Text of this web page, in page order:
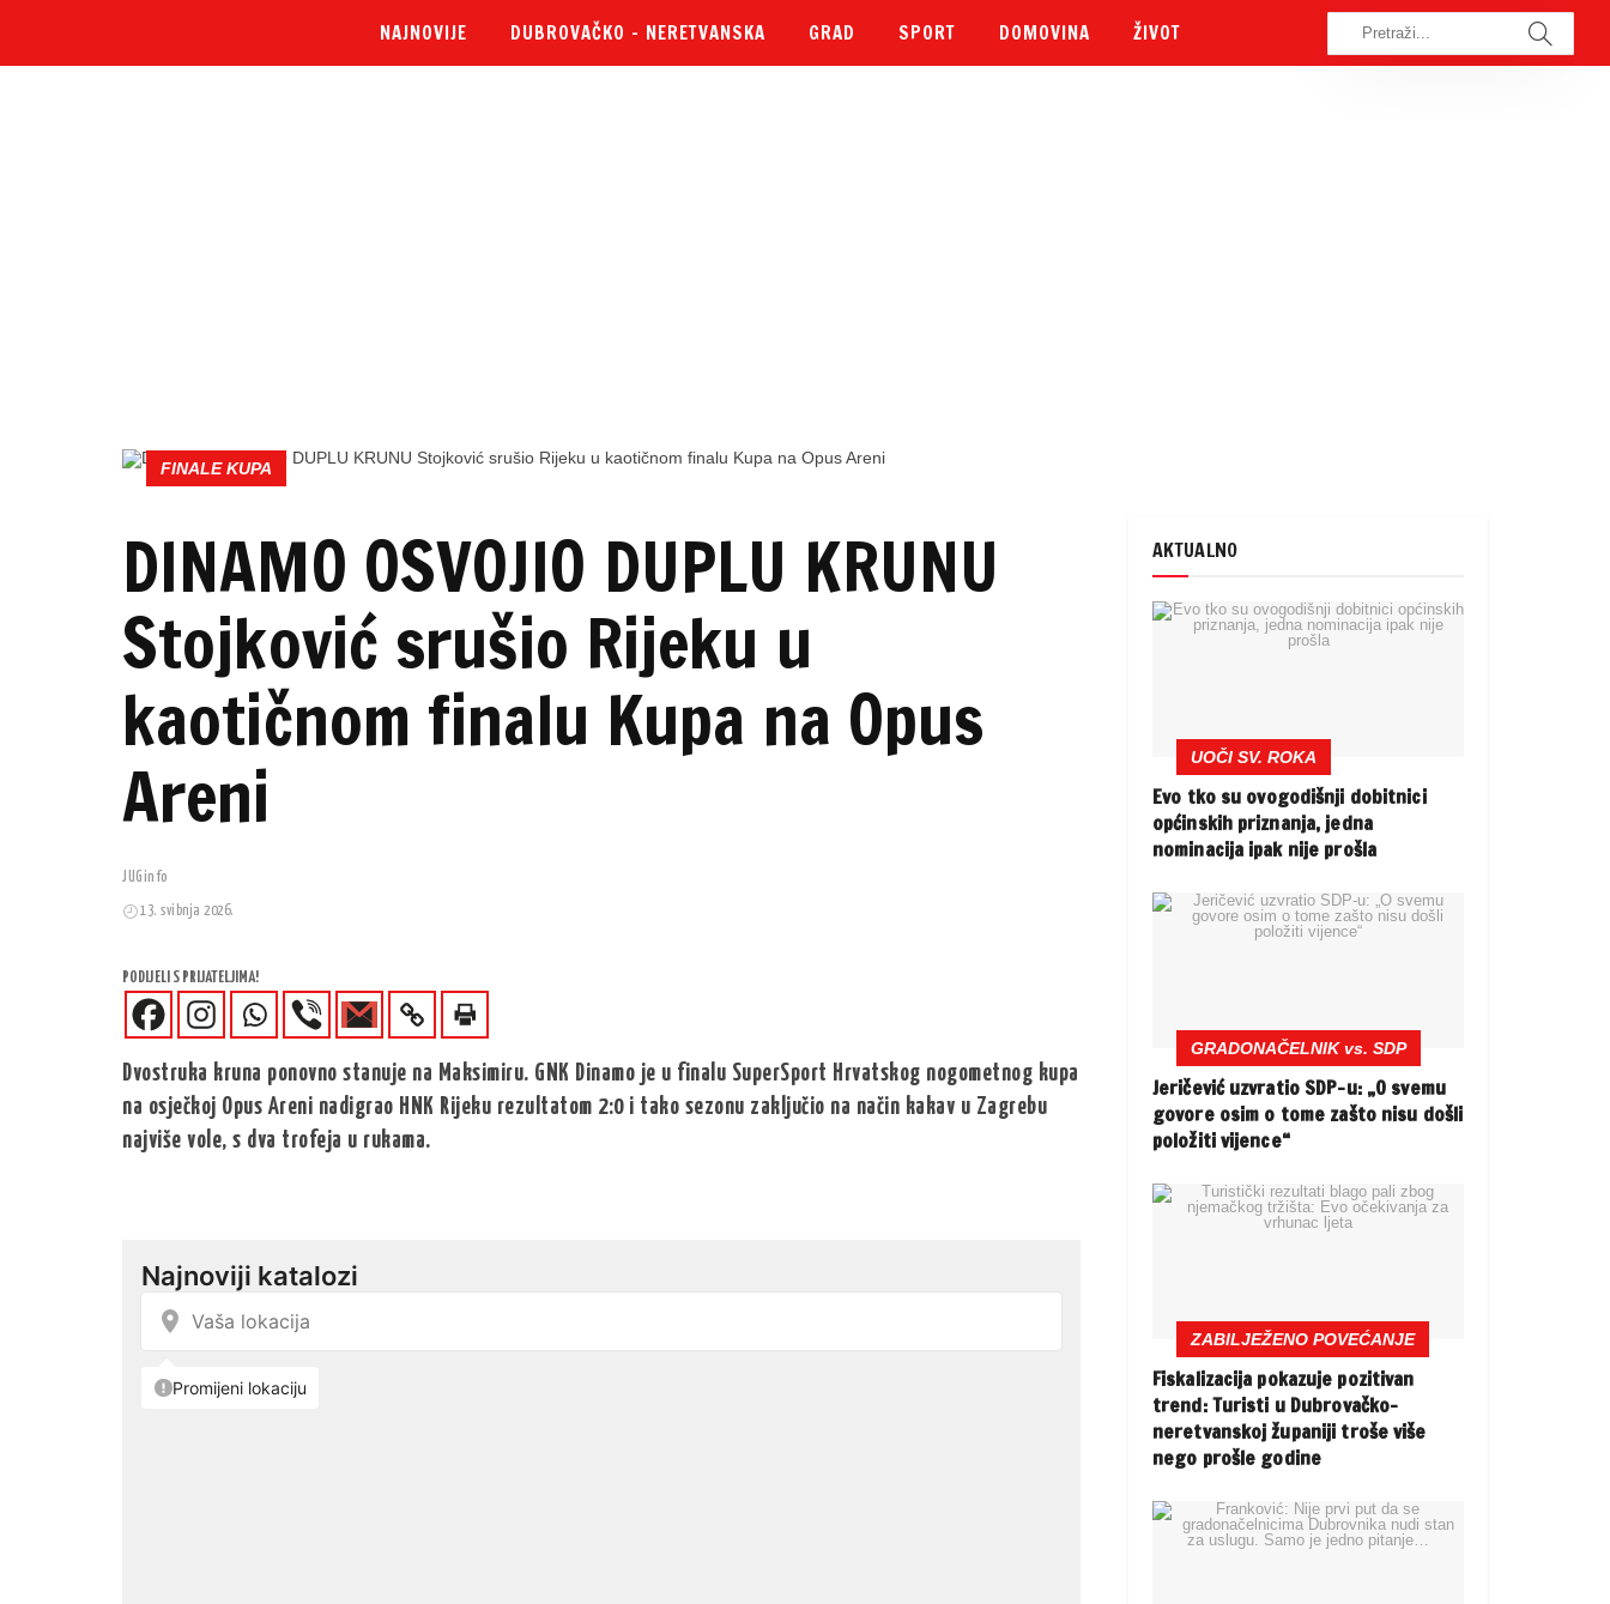
NAJNOVIJE DUBROVAČKO – NERETVANSKA GRAD SPORT DOMOVINA ŽIVOT
FINALE KUPA
DINAMO OSVOJIO DUPLU KRUNU
Stojković srušio Rijeku u
kaotičnom finalu Kupa na Opus
Areni
JUGinfo
13. svibnja 2026.
PODIJELI S PRIJATELJIMA!
Dvostruka kruna ponovno stanuje na Maksimiru. GNK Dinamo je u finalu SuperSport Hrvatskog nogometnog kupa
na osječkoj Opus Areni nadigrao HNK Rijeku rezultatom 2:0 i tako sezonu zaključio na način kakav u Zagrebu
najviše vole, s dva trofeja u rukama.
AKTUALNO
UOČI SV. ROKA
Evo tko su ovogodišnji dobitnici
općinskih priznanja, jedna
nominacija ipak nije prošla
GRADONAČELNIK vs. SDP
Jeričević uzvratio SDP-u: „O svemu
govore osim o tome zašto nisu došli
položiti vijence“
ZABILJEŽENO POVEĆANJE
Fiskalizacija pokazuje pozitivan
trend: Turisti u Dubrovačko-
neretvanskoj županiji troše više
nego prošle godine